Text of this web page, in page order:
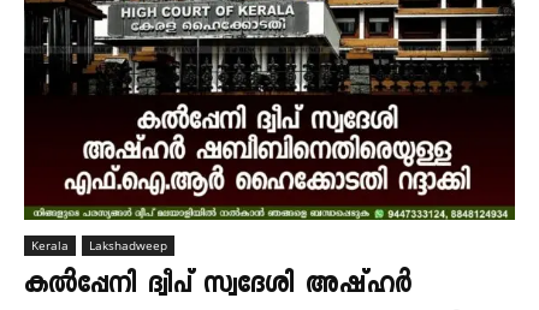
Kerala Lakshadweep
കൽപ്പേനി ദ്വീപ് സ്വദേശി അഷ്ഹർ